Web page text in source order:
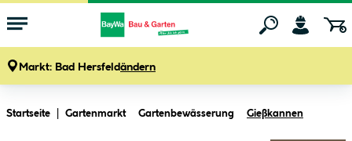
Markt: Bad Hersfeldändern
Startseite Gartenmarkt Gartenbewässerung Gießkannen